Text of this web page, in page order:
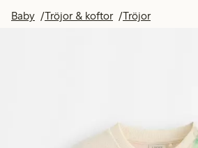
Baby Tröjor & koftor Tröjor